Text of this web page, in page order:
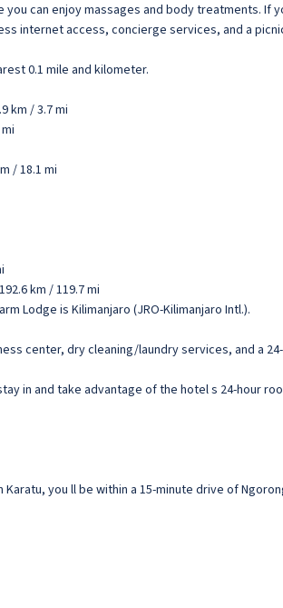
you can enjoy massages and body treatments.
internet access, concierge services, and a
0.1 mile and kilometer.
km / 3.7 mi
/ 18.1 mi
km / 119.7 mi
Lodge is Kilimanjaro (JRO-Kilimanjaro Intl.).
center, dry cleaning/laundry services, and a
in and take advantage of the hotel s 24-hour
Karatu, you ll be within a 15-minute drive of